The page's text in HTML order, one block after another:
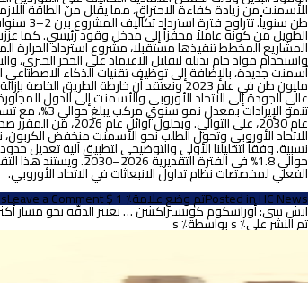
طن
المشاريع المخطط تنقيذها مستقبلا، مشروع استرداد
مليون طن في عام 2023 ونعتقد أن خارطة
عام 2030، على
للاتحاد الأوروبي وتحول الطلب نحو الأسمنت منخفض
حوالي 1.8% في
الفعلي لمخصصات نظام تداول الانبعاثات في الاتحاد الأوروبي.
Posted inHC News تم وضع علامة٪ 1 $ s Leave a Comment
اتش سى: أوراسكوم كونستراكشن … تغيير الدفّة نحو مسار
تم النشر على٪ s بواسطة٪ s